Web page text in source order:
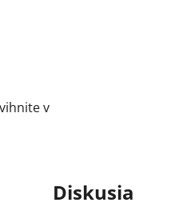
v
Diskusia